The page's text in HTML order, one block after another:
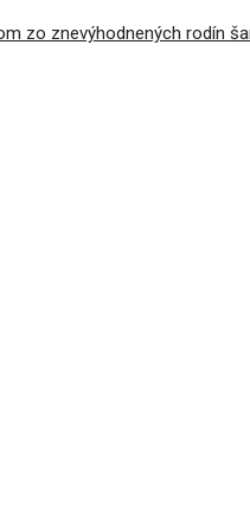
zo znevýhodnených rodín